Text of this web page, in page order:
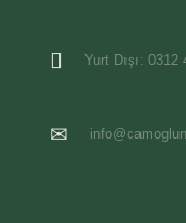
Yurt Dışı: 0312